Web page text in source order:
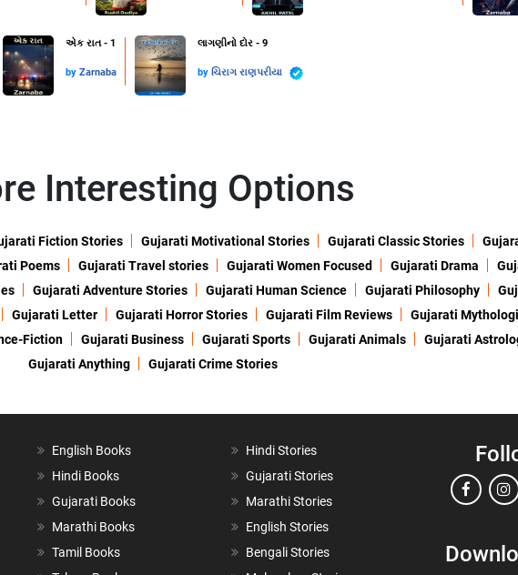
એક રાત - 1
by Zarnaba
લાગણીનો દોર - 9
by ચિરાગ રાણપરીયા
Interesting Options
Fiction Stories Gujarati Motivational Stories Gujarati Classic Stories
Poems Gujarati Travel stories Gujarati Women Focused Gujarati Drama
Gujarati Adventure Stories Gujarati Human Science Gujarati Philosophy
Gujarati Letter Gujarati Horror Stories Gujarati Film Reviews
Gujarati
Fiction Gujarati Business Gujarati Sports Gujarati Animals Gujarati
Gujarati Anything
Gujarati Crime Stories
English Books
Hindi Books
Gujarati Books
Marathi Books
Tamil Books
Hindi Stories
Gujarati Stories
Marathi Stories
English Stories
Bengali Stories